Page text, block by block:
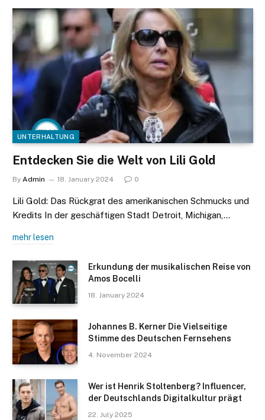
UNTERHALTUNG
Entdecken Sie die Welt von Lili Gold
By Admin 18. January 2024 0
Lili Gold: Das Rückgrat des amerikanischen Schmucks und
Kredits In der geschäftigen Stadt Detroit, Michigan,…
mehr lesen
Erkundung der musikalischen Reise von
Amos Bocelli
18. January 2024
Johannes B. Kerner Die Vielseitige
Stimme des Deutschen Fernsehens
4. November 2024
Wer ist Henrik Stoltenberg? Influencer,
der Deutschlands Digitalkultur prägt
22. July 2025